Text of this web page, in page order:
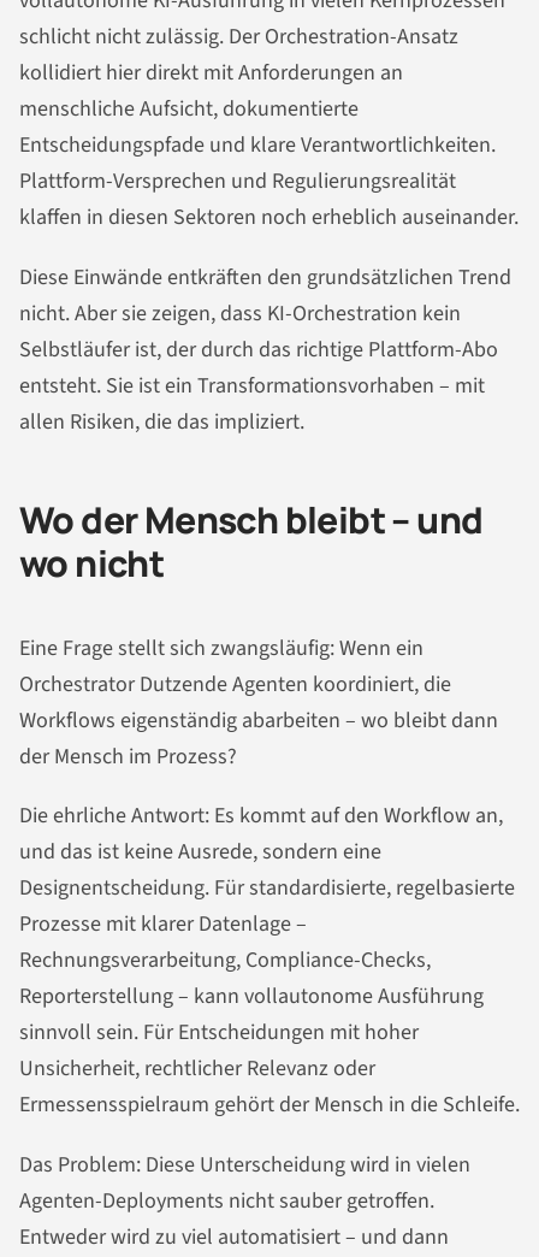
schlicht nicht zulässig. Der Orchestration-Ansatz
kollidiert hier direkt mit Anforderungen an
menschliche Aufsicht, dokumentierte
Entscheidungspfade und klare Verantwortlichkeiten.
Plattform-Versprechen und Regulierungsrealität
klaffen in diesen Sektoren noch erheblich auseinander.
Diese Einwände entkräften den grundsätzlichen Trend
nicht. Aber sie zeigen, dass KI-Orchestration kein
Selbstläufer ist, der durch das richtige Plattform-Abo
entsteht. Sie ist ein Transformationsvorhaben – mit
allen Risiken, die das impliziert.
Wo der Mensch bleibt – und
wo nicht
Eine Frage stellt sich zwangsläufig: Wenn ein
Orchestrator Dutzende Agenten koordiniert, die
Workflows eigenständig abarbeiten – wo bleibt dann
der Mensch im Prozess?
Die ehrliche Antwort: Es kommt auf den Workflow an,
und das ist keine Ausrede, sondern eine
Designentscheidung. Für standardisierte, regelbasierte
Prozesse mit klarer Datenlage –
Rechnungsverarbeitung, Compliance-Checks,
Reporterstellung – kann vollautonome Ausführung
sinnvoll sein. Für Entscheidungen mit hoher
Unsicherheit, rechtlicher Relevanz oder
Ermessensspielraum gehört der Mensch in die Schleife.
Das Problem: Diese Unterscheidung wird in vielen
Agenten-Deployments nicht sauber getroffen.
Entweder wird zu viel automatisiert – und dann